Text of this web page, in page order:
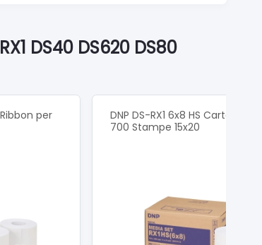
la corretta installazione.
DS40 DS620 DS80
per
DNP DS-RX1 6x8 HS Carta +
700 Stampe 15x20